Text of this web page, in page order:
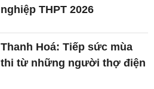
nghiệp THPT 2026
Thanh Hoá: Tiếp sức mùa
thi từ những người thợ điện